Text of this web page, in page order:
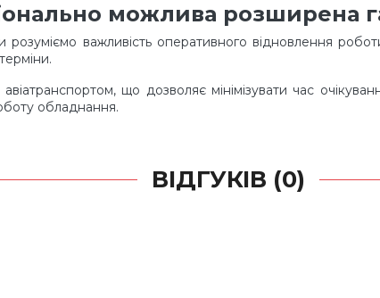
можлива розширена
важливість оперативного відновлення
що дозволяє мінімізувати час
обладнання.
ВІДГУКІВ (0)